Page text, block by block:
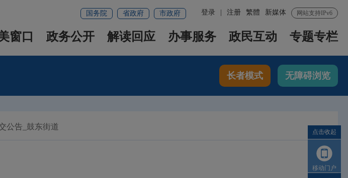
网站支持IPv6
新媒体
繁體
登录 注册
国务院 省政府 市政府
窗口 政务公开 解读回应 办事服务 政民互动 专题专栏
长者模式 无障碍浏览
公告_鼓东街道
点击收起
移动门户